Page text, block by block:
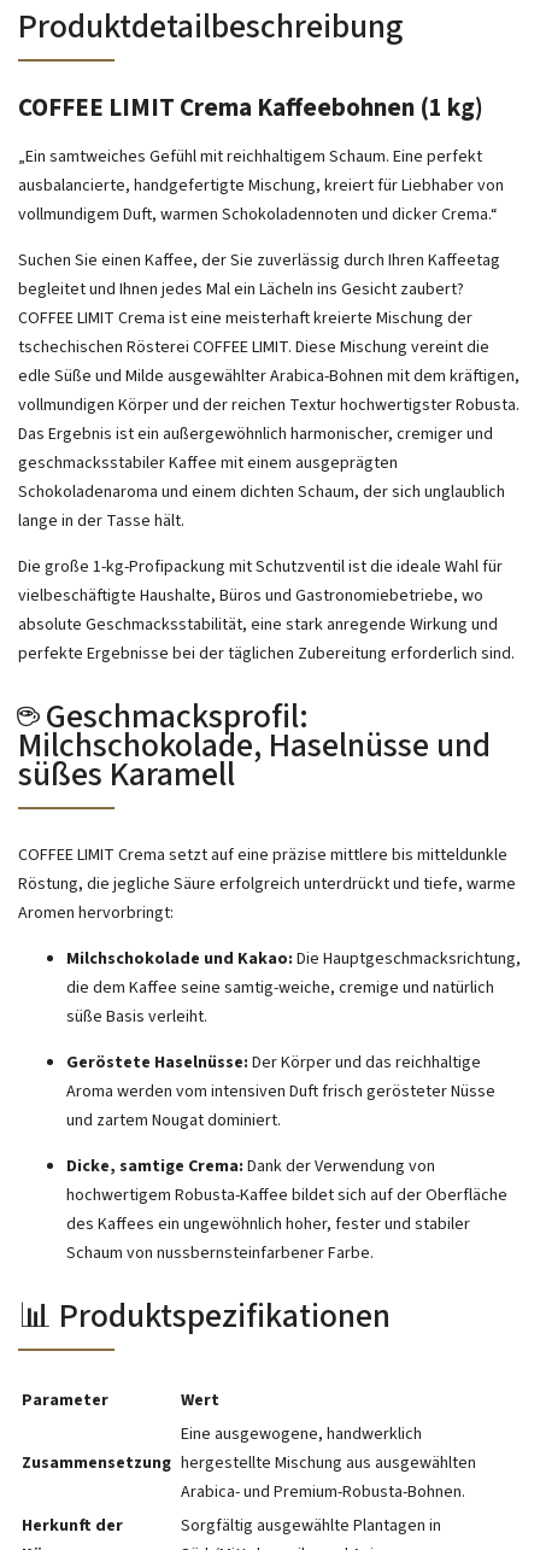
Produktdetailbeschreibung
COFFEE LIMIT Crema Kaffeebohnen (1 kg)
„Ein samtweiches Gefühl mit reichhaltigem Schaum. Eine perfekt
ausbalancierte, handgefertigte Mischung, kreiert für Liebhaber von
vollmundigem Duft, warmen Schokoladennoten und dicker Crema.“
Suchen Sie einen Kaffee, der Sie zuverlässig durch Ihren Kaffeetag
begleitet und Ihnen jedes Mal ein Lächeln ins Gesicht zaubert?
COFFEE LIMIT Crema ist eine meisterhaft kreierte Mischung der
tschechischen Rösterei COFFEE LIMIT. Diese Mischung vereint die
edle Süße und Milde ausgewählter Arabica-Bohnen mit dem kräftigen,
vollmundigen Körper und der reichen Textur hochwertigster Robusta.
Das Ergebnis ist ein außergewöhnlich harmonischer, cremiger und
geschmacksstabiler Kaffee mit einem ausgeprägten
Schokoladenaroma und einem dichten Schaum, der sich unglaublich
lange in der Tasse hält.
Die große 1-kg-Profipackung mit Schutzventil ist die ideale Wahl für
vielbeschäftigte Haushalte, Büros und Gastronomiebetriebe, wo
absolute Geschmacksstabilität, eine stark anregende Wirkung und
perfekte Ergebnisse bei der täglichen Zubereitung erforderlich sind.
☕ Geschmacksprofil:
Milchschokolade, Haselnüsse und
süßes Karamell
COFFEE LIMIT Crema setzt auf eine präzise mittlere bis mitteldunkle
Röstung, die jegliche Säure erfolgreich unterdrückt und tiefe, warme
Aromen hervorbringt:
Milchschokolade und Kakao: Die Hauptgeschmacksrichtung,
die dem Kaffee seine samtig-weiche, cremige und natürlich
süße Basis verleiht.
Geröstete Haselnüsse: Der Körper und das reichhaltige
Aroma werden vom intensiven Duft frisch gerösteter Nüsse
und zartem Nougat dominiert.
Dicke, samtige Crema: Dank der Verwendung von
hochwertigem Robusta-Kaffee bildet sich auf der Oberfläche
des Kaffees ein ungewöhnlich hoher, fester und stabiler
Schaum von nussbernsteinfarbener Farbe.
📊 Produktspezifikationen
Parameter Wert
Zusammensetzung
Eine ausgewogene, handwerklich
hergestellte Mischung aus ausgewählten
Arabica- und Premium-Robusta-Bohnen.
Herkunft der
Sorgfältig ausgewählte Plantagen in